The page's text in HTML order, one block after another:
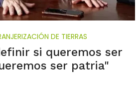
DE TIERRAS
si queremos ser
ser patria"